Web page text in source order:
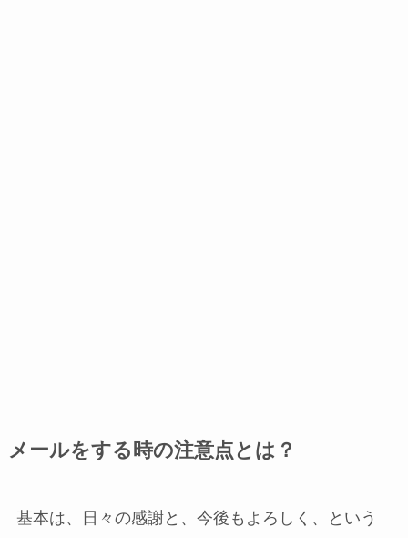
メールをする時の注意点とは？
基本は、日々の感謝と、今後もよろしく、という